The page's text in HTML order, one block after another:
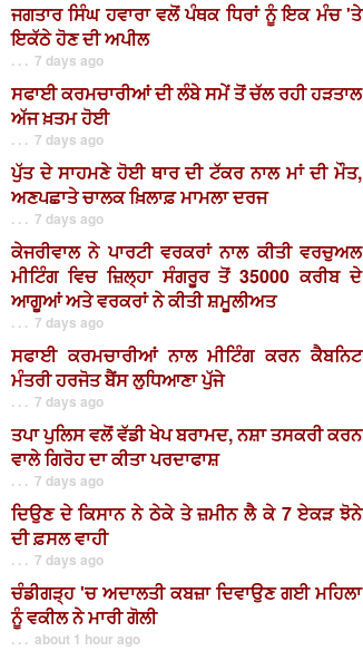
ਜਗਤਾਰ ਸਿੰਘ ਹਵਾਰਾ ਵਲੋਂ ਪੰਥਕ ਧਿਰਾਂ ਨੂੰ ਇਕ ਮੰਚ 'ਤੇ
ਇਕੱਠੇ ਹੋਣ ਦੀ ਅਪੀਲ
. . . 7 days ago
ਸਫਾਈ ਕਰਮਚਾਰੀਆਂ ਦੀ ਲੰਬੇ ਸਮੇਂ ਤੋਂ ਚੱਲ ਰਹੀ ਹੜਤਾਲ
ਅੱਜ ਖ਼ਤਮ ਹੋਈ
. . . 7 days ago
ਪੁੱਤ ਦੇ ਸਾਹਮਣੇ ਹੋਈ ਥਾਰ ਦੀ ਟੱਕਰ ਨਾਲ ਮਾਂ ਦੀ ਮੌਤ,
ਅਣਪਛਾਤੇ ਚਾਲਕ ਖ਼ਿਲਾਫ਼ ਮਾਮਲਾ ਦਰਜ
. . . 7 days ago
ਕੇਜਰੀਵਾਲ ਨੇ ਪਾਰਟੀ ਵਰਕਰਾਂ ਨਾਲ ਕੀਤੀ ਵਰਚੁਅਲ
ਮੀਟਿੰਗ ਵਿਚ ਜ਼ਿਲ੍ਹਾ ਸੰਗਰੂਰ ਤੋਂ 35000 ਕਰੀਬ ਦੇ
ਆਗੂਆਂ ਅਤੇ ਵਰਕਰਾਂ ਨੇ ਕੀਤੀ ਸ਼ਮੂਲੀਅਤ
. . . 7 days ago
ਸਫਾਈ ਕਰਮਚਾਰੀਆਂ ਨਾਲ ਮੀਟਿੰਗ ਕਰਨ ਕੈਬਨਿਟ
ਮੰਤਰੀ ਹਰਜੋਤ ਬੈਂਸ ਲੁਧਿਆਣਾ ਪੁੱਜੇ
. . . 7 days ago
ਤਪਾ ਪੁਲਿਸ ਵਲੋਂ ਵੱਡੀ ਖੇਪ ਬਰਾਮਦ, ਨਸ਼ਾ ਤਸਕਰੀ ਕਰਨ
ਵਾਲੇ ਗਿਰੋਹ ਦਾ ਕੀਤਾ ਪਰਦਾਫਾਸ਼
. . . 7 days ago
ਦਿਉਣ ਦੇ ਕਿਸਾਨ ਨੇ ਠੇਕੇ ਤੇ ਜ਼ਮੀਨ ਲੈ ਕੇ 7 ਏਕੜ ਝੋਨੇ
ਦੀ ਫ਼ਸਲ ਵਾਹੀ
. . . 7 days ago
ਚੰਡੀਗੜ੍ਹ 'ਚ ਅਦਾਲਤੀ ਕਬਜ਼ਾ ਦਿਵਾਉਣ ਗਈ ਮਹਿਲਾ
ਨੂੰ ਵਕੀਲ ਨੇ ਮਾਰੀ ਗੋਲੀ
. . . about 1 hour ago